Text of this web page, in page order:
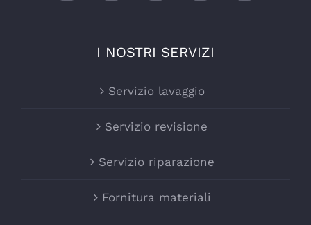
I NOSTRI SERVIZI
Servizio lavaggio
Servizio revisione
Servizio riparazione
Fornitura materiali